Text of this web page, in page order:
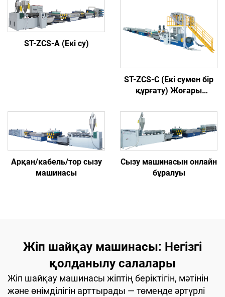
ST-ZCS-A (Екі су)
ST-ZCS-C (Екі сумен бір
құрғату) Жоғары
Арқан/кабель/тор сызу
машинасы
Сызу машинасын онлайн
бұралуы
Жіп шайқау машинасы: Негізгі
қолданылу салалары
Жіп шайқау машинасы жіптің беріктігін, мәтінін
және өнімділігін арттырады — төменде әртүрлі